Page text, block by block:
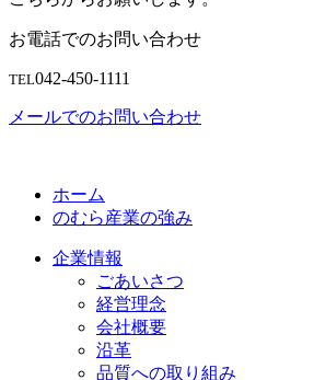
お電話でのお問い合わせ
TEL042-450-1111
メールでのお問い合わせ
ホーム
のむら産業の強み
企業情報
ごあいさつ
経営理念
会社概要
沿革
品質への取り組み